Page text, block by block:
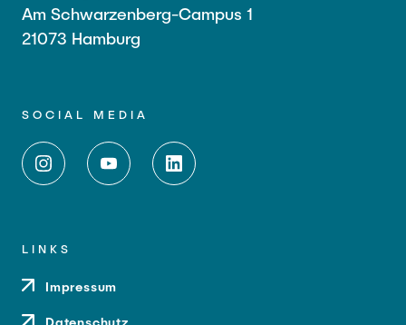
Am Schwarzenberg-Campus 1
21073 Hamburg
SOCIAL MEDIA
LINKS
Impressum
Datenschutz